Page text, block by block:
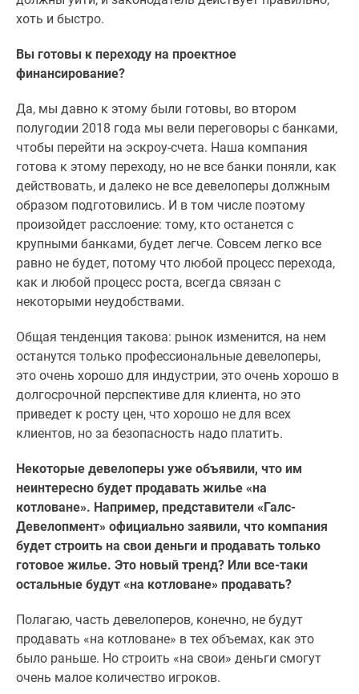
хоть и быстро.
Вы готовы к переходу на проектное
финансирование?
Да, мы давно к этому были готовы, во втором
полугодии 2018 года мы вели переговоры с банками,
чтобы перейти на эскроу-счета. Наша компания
готова к этому переходу, но не все банки поняли, как
действовать, и далеко не все девелоперы должным
образом подготовились. И в том числе поэтому
произойдет расслоение: тому, кто останется с
крупными банками, будет легче. Совсем легко все
равно не будет, потому что любой процесс перехода,
как и любой процесс роста, всегда связан с
некоторыми неудобствами.
Общая тенденция такова: рынок изменится, на нем
останутся только профессиональные девелоперы,
это очень хорошо для индустрии, это очень хорошо в
долгосрочной перспективе для клиента, но это
приведет к росту цен, что хорошо не для всех
клиентов, но за безопасность надо платить.
Некоторые девелоперы уже объявили, что им
неинтересно будет продавать жилье «на
котловане». Например, представители «Галс-
Девелопмент» официально заявили, что компания
будет строить на свои деньги и продавать только
готовое жилье. Это новый тренд? Или все-таки
остальные будут «на котловане» продавать?
Полагаю, часть девелоперов, конечно, не будут
продавать «на котловане» в тех объемах, как это
было раньше. Но строить «на свои» деньги смогут
очень малое количество игроков.